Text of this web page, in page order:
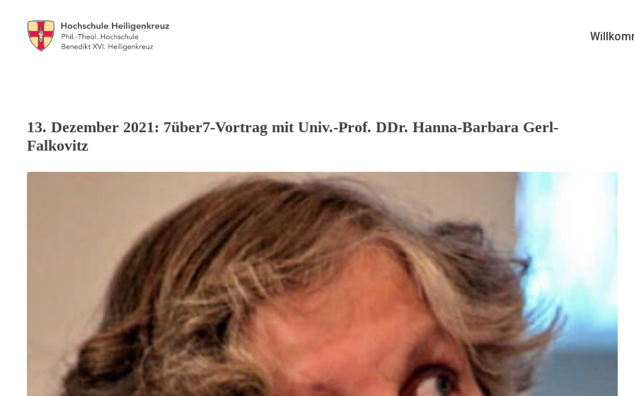
13. Dezember 2021: 7über7-Vortrag mit Univ.-Prof. DDr. Hanna-Barbara Gerl-
Falkovitz